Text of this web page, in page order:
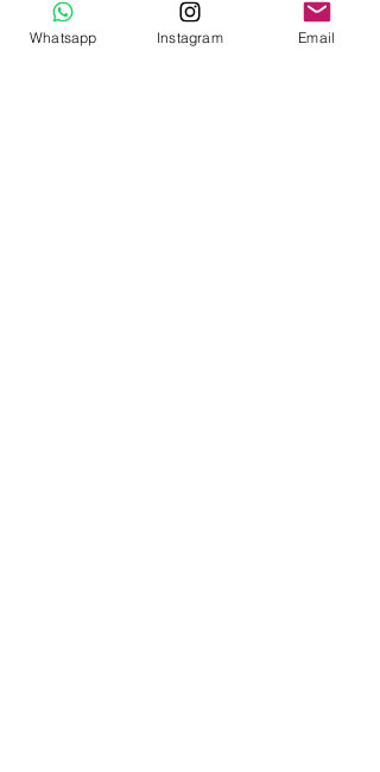
Whatsapp Instagram Email